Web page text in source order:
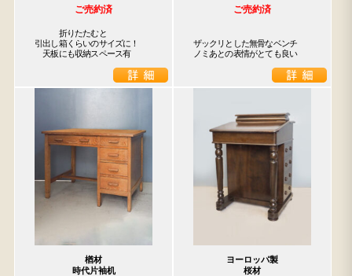
ご売約済
折りたたむと
引出し箱くらいのサイズに！
天板にも収納スペース有
ご売約済
ザックリとした無骨なベンチ
ノミあとの表情がとても良い
楢材
時代片袖机
ヨーロッパ製
桜材